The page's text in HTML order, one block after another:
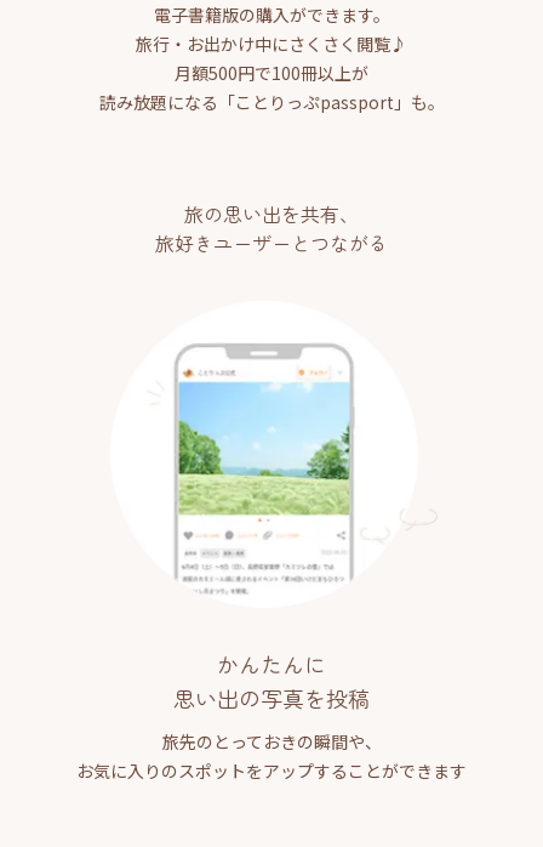
電子書籍版の購入ができます。
旅行・お出かけ中にさくさく閲覧♪
月額500円で100冊以上が
読み放題になる「ことりっぷpassport」も。
旅の思い出を共有、
旅好きユーザーとつながる
かんたんに
思い出の写真を投稿
旅先のとっておきの瞬間や、
お気に入りのスポットをアップすることができます